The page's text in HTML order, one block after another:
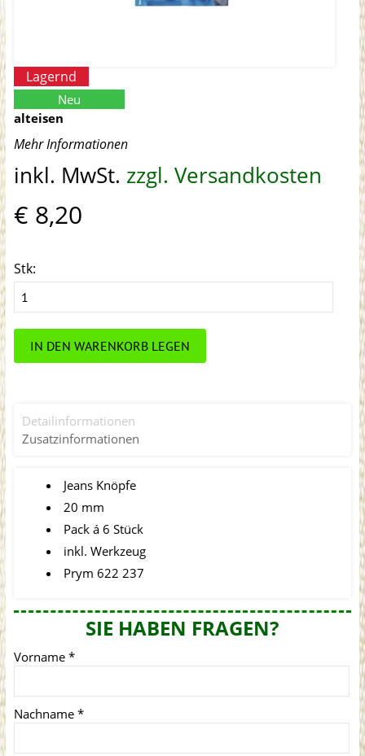
Lagernd
Neu
alteisen
Mehr Informationen
inkl. MwSt. zzgl. Versandkosten
€ 8,20
Stk:
IN DEN WARENKORB LEGEN
Detailinformationen
Zusatzinformationen
Jeans Knöpfe
20 mm
Pack á 6 Stück
inkl. Werkzeug
Prym 622 237
SIE HABEN FRAGEN?
Vorname *
Nachname *